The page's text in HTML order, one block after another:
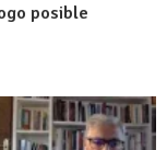
posible